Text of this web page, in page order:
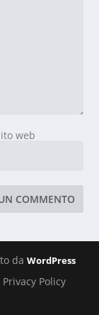
web
da WordPress
Privacy Policy